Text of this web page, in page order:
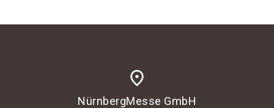
place
NürnbergMesse GmbH